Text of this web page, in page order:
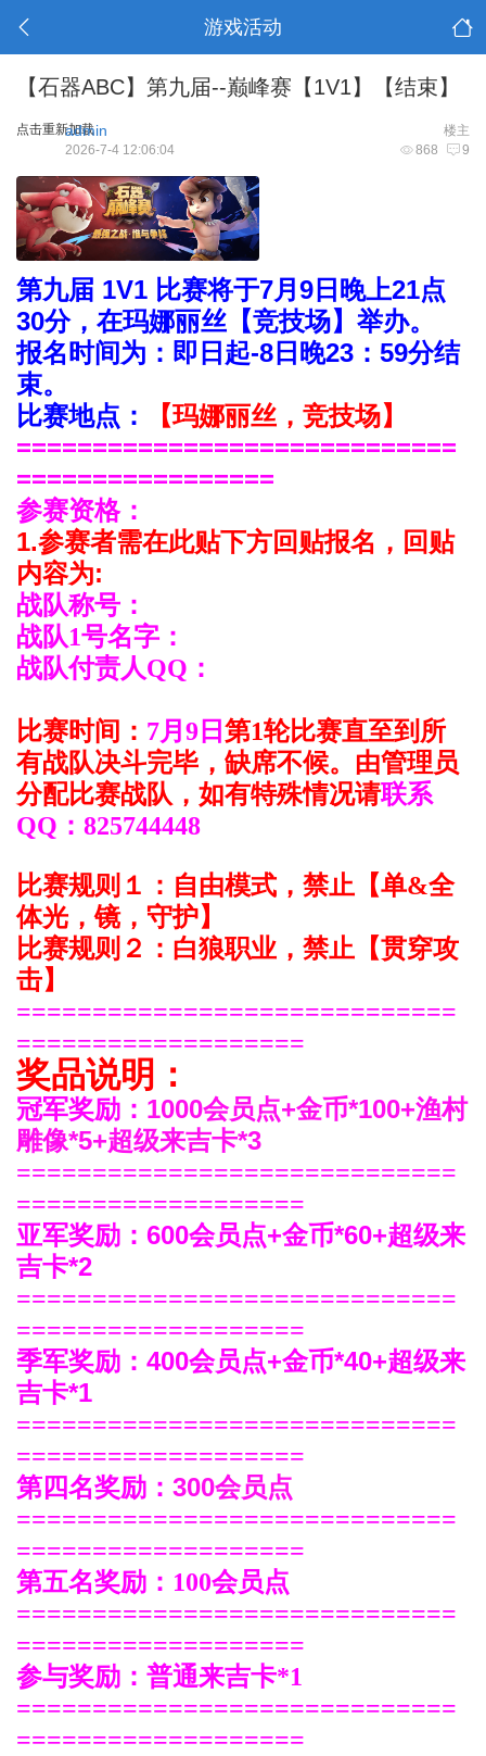
游戏活动
【石器ABC】第九届--巅峰赛【1V1】【结束】
点击重新加载 楼主
admin
868 9
2026-7-4 12:06:04
第九届 1V1 比赛将于7月9日晚上21点
30分，在玛娜丽丝【竞技场】举办。
报名时间为：即日起-8日晚23 ：59分结
束。
比赛地点：
【玛娜丽丝，竞技场】
=============================
=================
参赛资格：
1.参赛者需在此贴下方回贴报名，回贴
内容为:
战队称号：
战队1号名字：
战队付责人QQ：
比赛时间： 7月9日 第1轮比赛直至到所
有战队决斗完毕，缺席不候。由管理员
分配比赛战队，如有特殊情况请联系
QQ：825744448
比赛规则１：自由模式，禁止【单&全
体光，镜，守护】
比赛规则２：白狼职业 ， 禁止 【贯穿攻
击】
=============================
===================
奖品说明：
冠军奖励： 1000会员点+金币*100+渔村
雕像*5+超级来吉卡*3
=============================
===================
亚军奖励： 600会员点+金币*60+超级来
吉卡*2
=============================
===================
季军奖励： 400会员点+金币*40+超级来
吉卡*1
=============================
===================
第四名奖励： 300会员点
=============================
===================
第五名奖励：100会员点
=============================
===================
参与奖励：普通来吉卡*1
=============================
===================